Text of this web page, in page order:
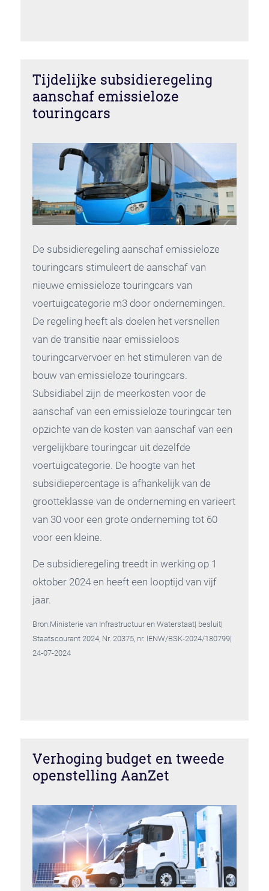
Tijdelijke subsidieregeling
aanschaf emissieloze
touringcars
De subsidieregeling aanschaf emissieloze
touringcars stimuleert de aanschaf van
nieuwe emissieloze touringcars van
voertuigcategorie m3 door ondernemingen.
De regeling heeft als doelen het versnellen
van de transitie naar emissieloos
touringcarvervoer en het stimuleren van de
bouw van emissieloze touringcars.
Subsidiabel zijn de meerkosten voor de
aanschaf van een emissieloze touringcar ten
opzichte van de kosten van aanschaf van een
vergelijkbare touringcar uit dezelfde
voertuigcategorie. De hoogte van het
subsidiepercentage is afhankelijk van de
grootteklasse van de onderneming en varieert
van 30 voor een grote onderneming tot 60
voor een kleine.
De subsidieregeling treedt in werking op 1
oktober 2024 en heeft een looptijd van vijf
jaar.
Bron:Ministerie van Infrastructuur en Waterstaat| besluit|
Staatscourant 2024, Nr. 20375, nr. IENW/BSK-2024/180799|
24-07-2024
Verhoging budget en tweede
openstelling AanZet